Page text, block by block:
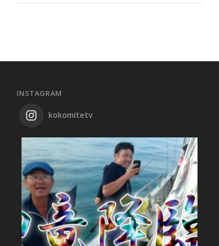
INSTAGRAM
kokomitetv